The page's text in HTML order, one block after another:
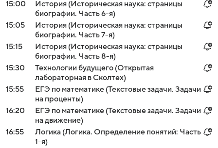
15:00
История (Историческая наука: страницы
биографии. Часть 6-я)
15:05
История (Историческая наука: страницы
биографии. Часть 7-я)
15:15
История (Историческая наука: страницы
биографии. Часть 8-я)
15:30
Технологии будущего (Открытая
лабораторная в Сколтех)
15:55
ЕГЭ по математике (Текстовые задачи. Задачи
на проценты)
16:20
ЕГЭ по математике (Текстовые задачи. Задачи
на движение)
16:55
Логика (Логика. Определение понятий: Часть
1-я)